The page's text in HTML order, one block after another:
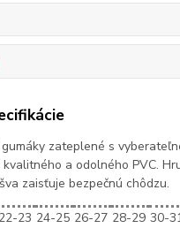
zateplené s
a odolného PVC.
zaisťuje bezpečnú chôdzu.
22-23 24-25 26-27 28-29 30-